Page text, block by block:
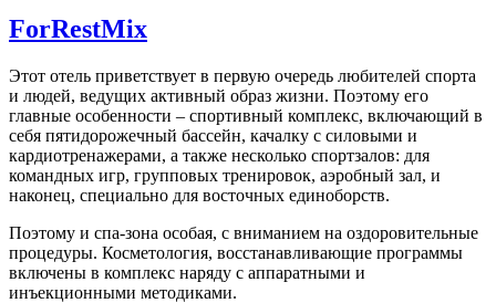
ForRestMix
Этот отель приветствует в первую очередь любителей спорта
и людей, ведущих активный образ жизни. Поэтому его
главные особенности – спортивный комплекс, включающий в
себя пятидорожечный бассейн, качалку с силовыми и
кардиотренажерами, а также несколько спортзалов: для
командных игр, групповых тренировок, аэробный зал, и
наконец, специально для восточных единоборств.
Поэтому и спа-зона особая, с вниманием на оздоровительные
процедуры. Косметология, восстанавливающие программы
включены в комплекс наряду с аппаратными и
инъекционными методиками.